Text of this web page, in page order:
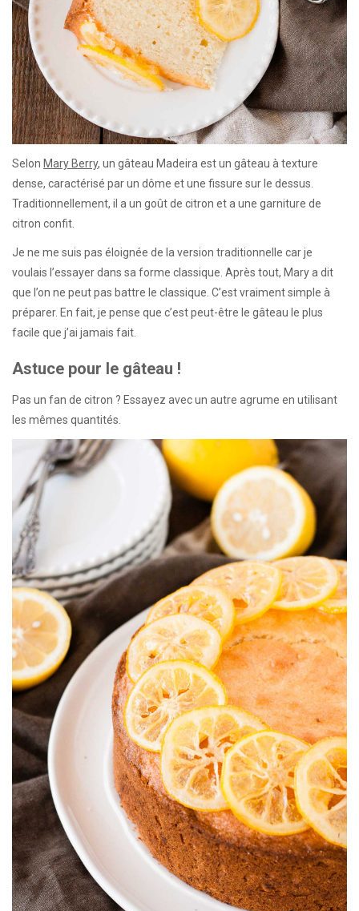
Selon Mary Berry, un gâteau Madeira est un gâteau à texture
dense, caractérisé par un dôme et une fissure sur le dessus.
Traditionnellement, il a un goût de citron et a une garniture de
citron confit.
Je ne me suis pas éloignée de la version traditionnelle car je
voulais l’essayer dans sa forme classique. Après tout, Mary a dit
que l’on ne peut pas battre le classique. C’est vraiment simple à
préparer. En fait, je pense que c’est peut-être le gâteau le plus
facile que j’ai jamais fait.
Astuce pour le gâteau !
Pas un fan de citron ? Essayez avec un autre agrume en utilisant
les mêmes quantités.